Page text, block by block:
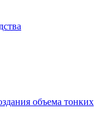
объема тонких